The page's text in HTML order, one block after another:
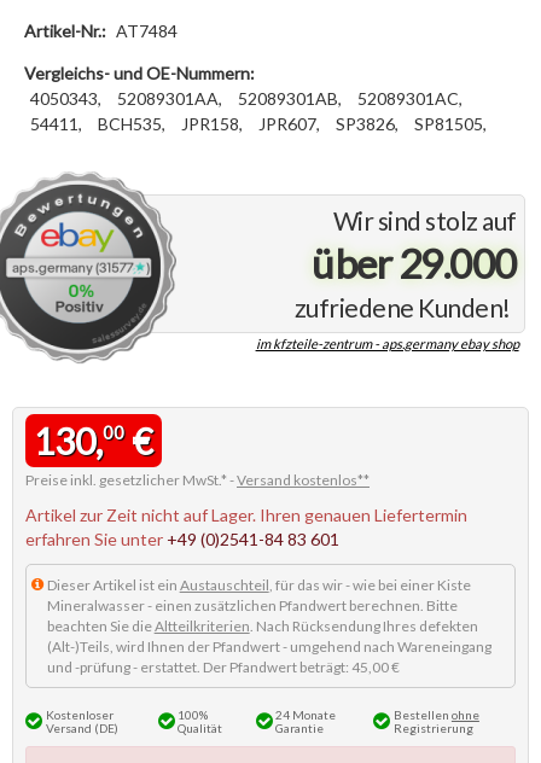
Wir sind stolz auf
über 29.000
zufriedene Kunden!
im kfzteile-zentrum - aps.germany ebay shop
Artikel-Nr.: AT7484
Vergleichs- und OE-Nummern:
4050343,
52089301AA, 52089301AB,
52089301AC,
54411,
BCH535, JPR158, JPR607, SP3826, SP81505,
130,00€
Preise inkl. gesetzlicher MwSt.* -Versand kostenlos**
Artikel zur Zeit nicht auf Lager. Ihren genauen Liefertermin
erfahren Sie unter +49 (0)2541-84 83 601
Dieser Artikel ist ein Austauschteil, für das wir - wie bei einer Kiste
Mineralwasser - einen zusätzlichen Pfandwert berechnen. Bitte
beachten Sie dieAltteilkriterien. Nach Rücksendung Ihres defekten
(Alt-)Teils, wird Ihnen der Pfandwert - umgehend nach Wareneingang
und -prüfung - erstattet. Der Pfandwert beträgt: 45,00 €
Kostenloser
Versand (DE)
100%
Qualität
24 Monate
Garantie
Bestellen ohne
Registrierung